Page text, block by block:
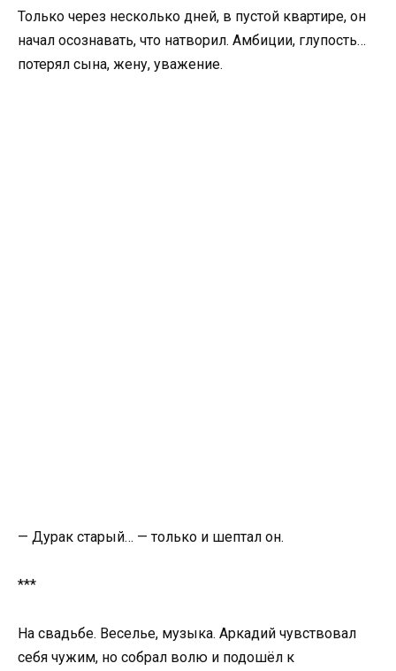
Только через несколько дней, в пустой квартире, он
начал осознавать, что натворил. Амбиции, глупость…
потерял сына, жену, уважение.
— Дурак старый… — только и шептал он.
***
На свадьбе. Веселье, музыка. Аркадий чувствовал
себя чужим, но собрал волю и подошёл к